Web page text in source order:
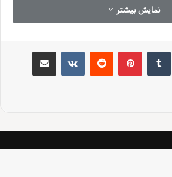
! می دونم که این کلمه یه خورده سرد و بی
دنیا شوق و امید برای یه سفر به یاد موندنی
سفرهای خانوادگی:
نمایش بیشتر
‫تامبلر ‫پین‌ترست‫رددیت ‫VKontakteاشتراک گذاری از طریق ایمیل